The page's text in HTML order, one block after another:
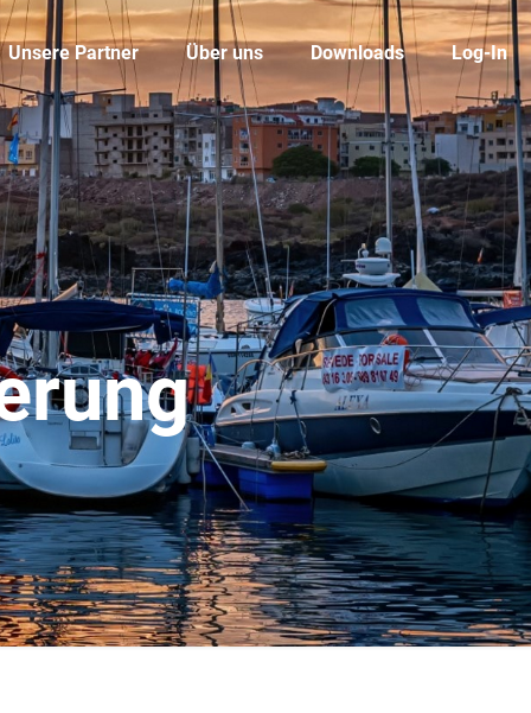
Unsere Partner Über uns Downloads Log-In